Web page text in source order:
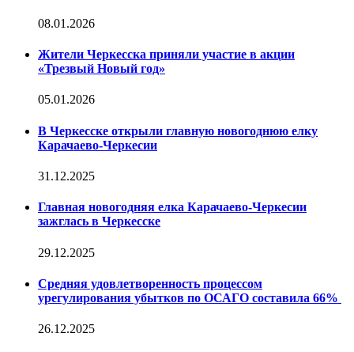
08.01.2026
Жители Черкесска приняли участие в акции
«Трезвый Новый год»
05.01.2026
В Черкесске открыли главную новогоднюю елку
Карачаево-Черкесии
31.12.2025
Главная новогодняя елка Карачаево-Черкесии
зажглась в Черкесске
29.12.2025
Средняя удовлетворенность процессом
урегулирования убытков по ОСАГО составила 66%
26.12.2025